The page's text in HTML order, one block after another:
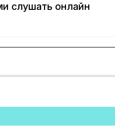
слушать онлайн